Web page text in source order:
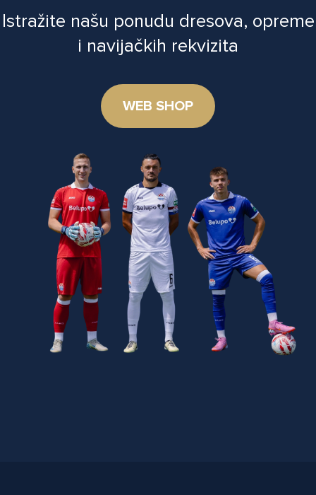
Istražite našu ponudu dresova, opreme
i navijačkih rekvizita
WEB SHOP